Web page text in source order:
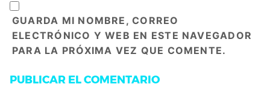
GUARDA MI NOMBRE, CORREO
ELECTRÓNICO Y WEB EN ESTE NAVEGADOR
PARA LA PRÓXIMA VEZ QUE COMENTE.